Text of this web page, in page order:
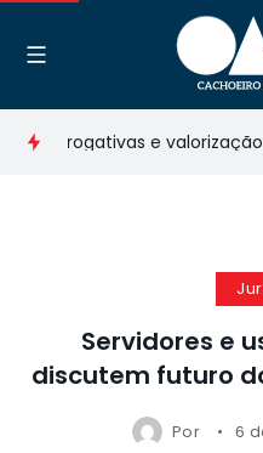
e valorização
Servidores e
discutem futuro
Por 6